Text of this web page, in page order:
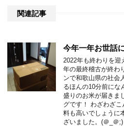
関連記事
今年一年お世話
2022年も終わりを
年の最終稽古が終わ
ンで和歌山県の社会
るほんの10分前にな
盛りのお米が届きま
グです！ わざわざ
料も高いでしょうに
ざいました。(＠_＠